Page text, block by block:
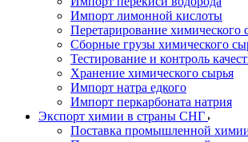
Импорт лимонной кислоты
Перетарирование химического
Сборные грузы химического
Тестирование и контроль
Хранение химического сырья
Импорт натра едкого
Импорт перкарбоната натрия
Экспорт химии в страны СНГ
Поставка промышленной